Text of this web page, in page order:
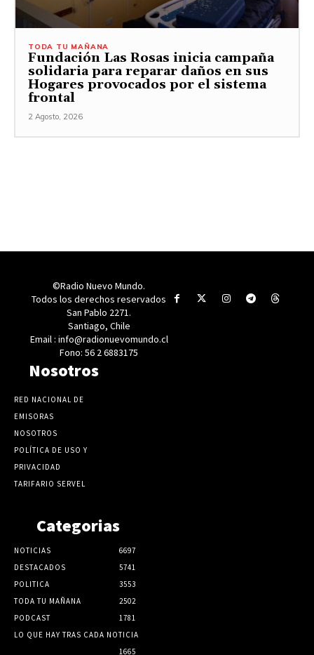
TODA TU MAÑANA
Fundación Las Rosas inicia campaña
solidaria para reparar daños en sus
Hogares provocados por el sistema
frontal
2 Agosto, 2026
©Radio Nuevo Mundo.
Todos los derechos reservados
San Pablo 2271.
Santiago, Chile
Email : info@radionuevomundo.cl
Fono: 56 2 6883175
Nosotros
RED NACIONAL DE
EMISORAS
NOSOTROS
POLÍTICA DE USO Y
PRIVACIDAD
TARIFARIO SERVEL
Categorias
NOTICIAS
6697
DESTACADOS
5741
POLITICA
3553
TODA TU MAÑANA
2502
PODCAST
1781
LO QUE HAY TRAS CADA NOTICIA
1665